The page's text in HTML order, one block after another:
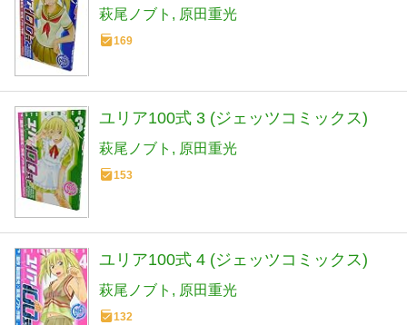
萩尾ノブト 原田重光
169
ユリア100式 3 (ジェッツコミックス)
萩尾ノブト 原田重光
153
ユリア100式 4 (ジェッツコミックス)
萩尾ノブト 原田重光
132